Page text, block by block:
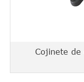
Cojinete de